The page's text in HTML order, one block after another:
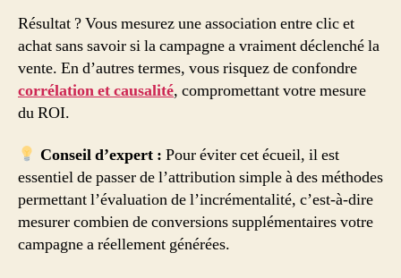
Résultat ? Vous mesurez une association entre clic et
achat sans savoir si la campagne a vraiment déclenché la
vente. En d’autres termes, vous risquez de confondre
corrélation et causalité, compromettant votre mesure
du ROI.
Conseil d’expert : Pour éviter cet écueil, il est
essentiel de passer de l’attribution simple à des méthodes
permettant l’évaluation de l’incrémentalité, c’est-à-dire
mesurer combien de conversions supplémentaires votre
campagne a réellement générées.